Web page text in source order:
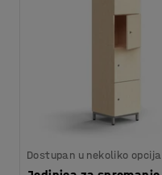
Dostupan u nekoliko opcija